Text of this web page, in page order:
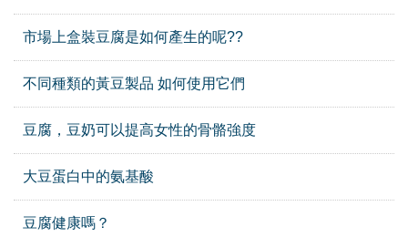
市場上盒裝豆腐是如何產生的呢??
不同種類的黃豆製品 如何使用它們
豆腐，豆奶可以提高女性的骨骼強度
大豆蛋白中的氨基酸
豆腐健康嗎？